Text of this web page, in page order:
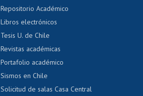
Repositorio Académico
Libros electrónicos
Tesis U. de Chile
Revistas académicas
Portafolio académico
Sismos en Chile
Solicitud de salas Casa Central